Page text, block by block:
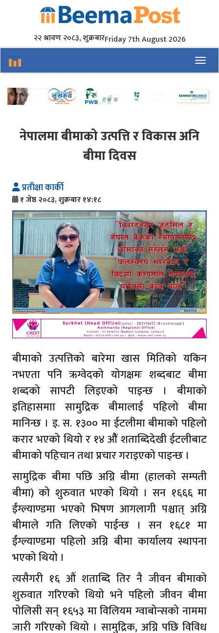
२२ श्रावण २०८३, शुक्रबारFriday 7th August 2026
नेपालमा बीमाको उत्पत्ति र विकास अनि
बीमा दिवस
प्रतीक्षा कार्की
१ जेष्ठ २०८३, शुक्रबार १४:१८
बीमाको उत्पत्तिको बारेमा खास मितिको यकिन
नभएता पनि ऋग्वेदको योगक्षमः शब्दबाट बीमा
शब्दको सापटी लिइएको पाइन्छ । बीमाको
इतिहासमाा सामुद्रिक बीमालाई पहिलो बीमा
मानिन्छ । इ. स. १३०० मा ईटलीमा बीमाको पहिलो
करार भएको थियो र १४ औैं शताब्दिदेखी ईटलीबाट
बीमाको पहिचान तथा प्रचार गराइएको पाइन्छ ।
सामुद्रिक बीमा पछि अग्नि बीमा (हालको सम्पती
बीमा) को शुरुवात भएको थियो । सन १६६६ मा
ईंग्ल्याण्डमा भएको भिषण आगलागी पश्चात् अग्नि
बीमाले गति लिएको पाईन्छ । सन १६८१ मा
ईंग्ल्याण्डमा पहिलो अग्नि बीमा कार्यालय स्थापना
भएको थियो ।
त्यसैगरी १६ औं शताब्दि तिर नै जीवन बीमाको
शुरुवात गरिएको थियो भने पहिलो जीवन बीमा
पोलिसी सन् १६५३ मा विलियम ग्वाबोन्सको नाममा
जारी गरिएको थियो । सामुद्रिक, अग्नि पछि विविध